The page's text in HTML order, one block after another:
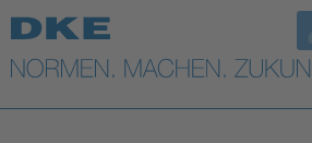
Top-Themen
VDE Fokusthemen